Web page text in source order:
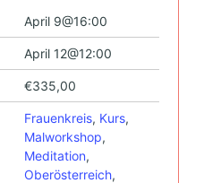
April 9@16:00
April 12@12:00
€335,00
Frauenkreis, Kurs,
Malworkshop,
Meditation,
Oberösterreich,